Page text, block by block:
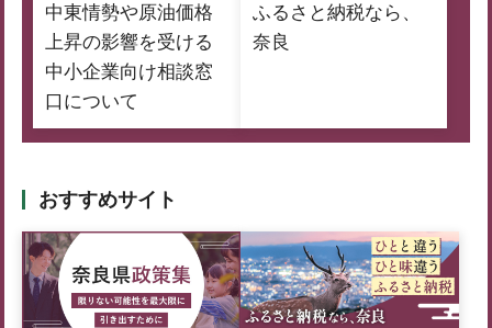
中東情勢や原油価格
上昇の影響を受ける
中小企業向け相談窓
口について
ふるさと納税なら、
奈良
おすすめサイト